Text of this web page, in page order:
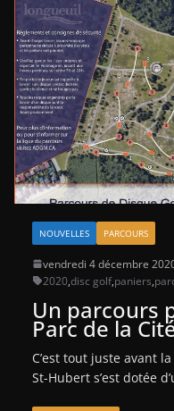
NOUVELLES PARCOURS
vendredi 4 décembre
2020,disc golf,paniers,
Un parcours
Parc de la
C’est tout juste avant
St-Hubert s’est dotée